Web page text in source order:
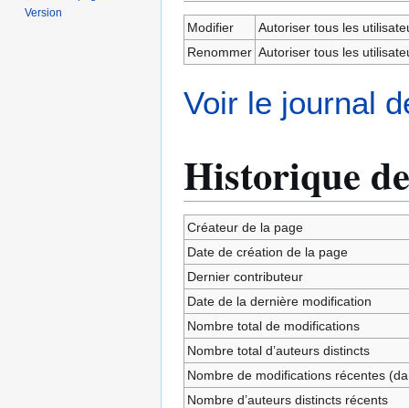
Modifier
Autoriser tous les
Renommer Autoriser tous les
Voir le journal
Historique
Créateur de la page
Date de création de la page
Dernier contributeur
Date de la dernière modification
Nombre total de modifications
Nombre total d’auteurs distincts
Nombre de modifications récentes
Nombre d’auteurs distincts récents
Version